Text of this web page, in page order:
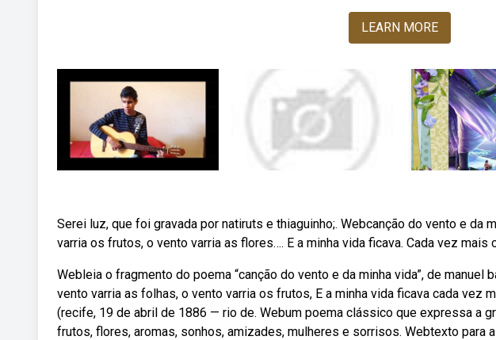
LEARN MORE
Serei luz, que foi gravada por natiruts e thiaguinho;. Webcanção do vento e da
varria os frutos, o vento varria as flores…. E a minha vida ficava. Cada vez mais
Webleia o fragmento do poema “canção do vento e da minha vida”, de manuel
vento varria as folhas, o vento varria os frutos, E a minha vida ficava cada vez
(recife, 19 de abril de 1886 — rio de. Webum poema clássico que expressa a
frutos, flores, aromas, sonhos, amizades, mulheres e sorrisos. Webtexto para